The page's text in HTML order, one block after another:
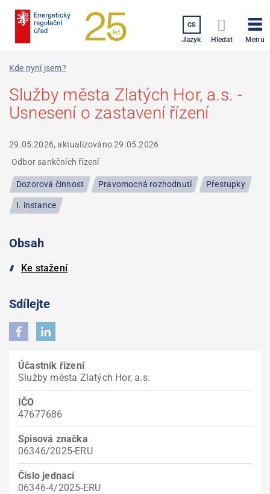
CS
Jazyk Hledat Menu
Kde nyní jsem?
Služby města Zlatých Hor, a.s. -
Usnesení o zastavení řízení
29.05.2026, aktualizováno29.05.2026
Odbor sankčních řízení
Dozorová činnost Pravomocná rozhodnutí Přestupky
I. instance
Účastník řízení
Služby města Zlatých Hor, a.s.
IČO
47677686
Spisová značka
06346/2025-ERU
Číslo jednací
06346-4/2025-ERU
Obsah
Ke stažení
Sdílejte